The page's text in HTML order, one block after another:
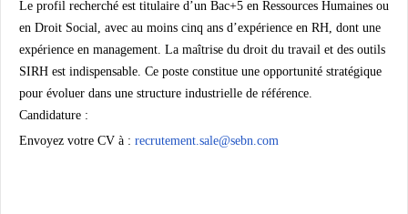
Le profil recherché est titulaire d’un Bac+5 en Ressources Humaines ou
en Droit Social, avec au moins cinq ans d’expérience en RH, dont une
expérience en management. La maîtrise du droit du travail et des outils
SIRH est indispensable. Ce poste constitue une opportunité stratégique
pour évoluer dans une structure industrielle de référence.
Candidature :
Envoyez votre CV à : recrutement.sale@sebn.com